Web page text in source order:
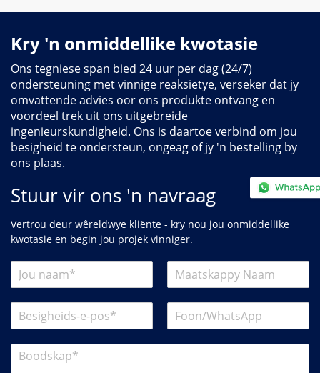
Kry 'n onmiddellike kwotasie
Ons tegniese span bied 24 uur per dag (24/7)
ondersteuning met vinnige reaksietye, verseker dat jy
omvattende advies oor ons produkte ontvang en
voordeel trek uit ons uitgebreide
ingenieurskundigheid. Ons is daartoe verbind om jou
besigheid te ondersteun, ongeag of jy 'n bestelling by
ons plaas.
Stuur vir ons 'n navraag
Vertrou deur wêreldwye kliënte - kry nou jou onmiddellike
kwotasie en begin jou projek vinniger.